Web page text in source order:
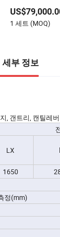
1 세트 (MOQ)
세부 정보
, 갠트리, 캔틸레
LX
1650
정(mm)